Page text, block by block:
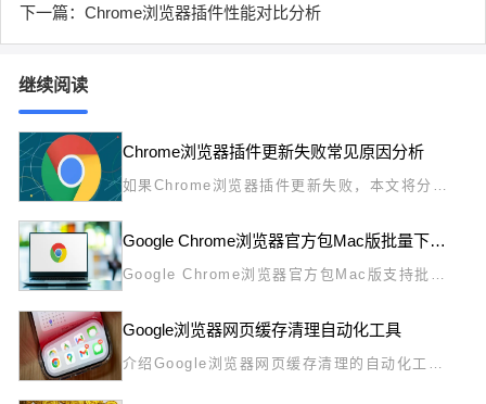
下一篇：Chrome浏览器插件性能对比分析
继续阅读
Chrome浏览器插件更新失败常见原因分析
如果Chrome浏览器插件更新失败，本文将分析
常见原因，帮助你快速排查问题并解决，确保插
件及时更新，保障浏览器正常功能使用。
Google Chrome浏览器官方包Mac版批量下载与性能优化
Google Chrome浏览器官方包Mac版支持批量
下载。文章分享性能优化经验、安装管理方法及
操作技巧，帮助用户高效完成多台设备部署并保
持系统稳定。
Google浏览器网页缓存清理自动化工具
介绍Google浏览器网页缓存清理的自动化工
具，帮助用户智能管理缓存资源，提升浏览速度